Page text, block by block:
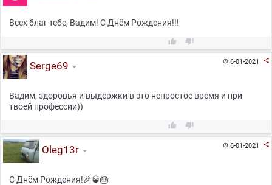
Всех благ тебе, Вадим! С Днём Рождения!!!
 
6-01-2021 
Serge69
Вадим, здоровья и выдержки в это непростое время и при
твоей профессии))
 
6-01-2021 
Oleg13r
С Днём Рождения!🎉🥃🎂